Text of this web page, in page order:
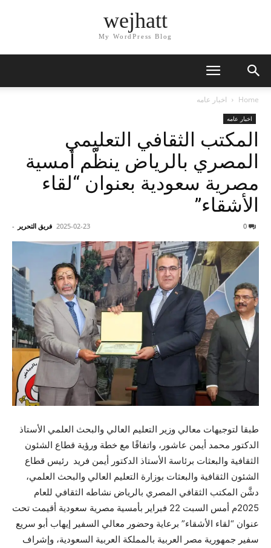
wejhatt
My WordPress Blog
Home اخبار عامه
اخبار عامه
المكتب الثقافي التعليمي
المصري بالرياض ينظّم أمسية
مصرية سعودية بعنوان “لقاء
الأشقاء”
فريق التحرير - 2025-02-23
طبقا لتوجيهات معالي وزير التعليم العالي والبحث العلمي الأستاذ
الدكتور محمد أيمن عاشور، واتفاقًا مع خطة ورؤية قطاع الشئون
الثقافية والبعثات برئاسة الأستاذ الدكتور أيمن فريد رئيس قطاع
الشئون الثقافية والبعثات بوزارة التعليم العالي والبحث العلمي،
دشَّن المكتب الثقافي المصري بالرياض نشاطه الثقافي للعام
2025م أمس السبت 22 فبراير بأمسية مصرية سعودية أقيمت تحت
عنوان “لقاء الأشقاء” برعاية وحضور معالي السفير إيهاب أبو سريع
سفير جمهورية مصر العربية بالمملكة العربية السعودية، وإشراف